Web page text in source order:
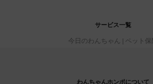
サービス一覧
今日のわんちゃん ペット保
わんちゃんホンポについて